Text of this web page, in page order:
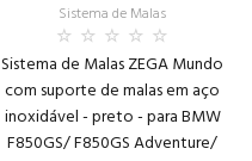
Sistema de Malas
Sistema de Malas ZEGA Mundo
com suporte de malas em aço
inoxidável - preto - para BMW
F850GS/ F850GS Adventure/